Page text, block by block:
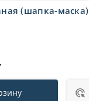
(шапка-маска)